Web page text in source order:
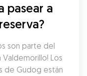
pasear a
son parte del
Los
de Gudog están